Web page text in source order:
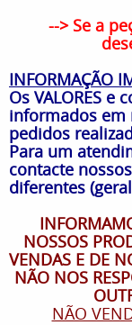
--> Se a
INFORMAÇÃO
Os VALORES e
informados em
pedidos
Para um
contacte
diferentes
NOSSOS
VENDAS E DE
NÃO NOS
NÃO